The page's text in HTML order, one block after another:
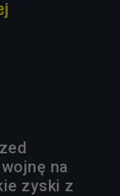
na
zyski z